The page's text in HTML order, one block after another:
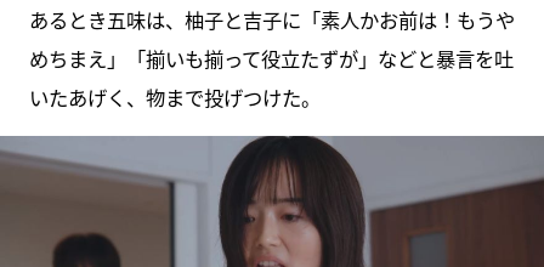
あるとき五味は、柚子と吉子に「素人かお前は！もうや
めちまえ」「揃いも揃って役立たずが」などと暴言を吐
いたあげく、物まで投げつけた。